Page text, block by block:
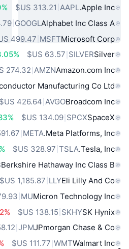
Apple Inc.
AAPL
Alphabet Inc Class A
GOOGL
‏354.79 US$
Microsoft Corp
MSFT
Silver
SILVER
Amazon.com Inc
AMZN
Manufacturing Co Ltd
Broadcom Inc
AVGO
SpaceX
SPCX
‏134.09 US$
Meta Platforms, Inc.
META
Tesla, Inc.
TSLA
Berkshire Hathaway Inc Class B
Eli Lilly And Co
LLY
Micron Technology Inc
MU
SK Hynix
SKHY
JPmorgan Chase & Co
JPM
Walmart Inc
WMT